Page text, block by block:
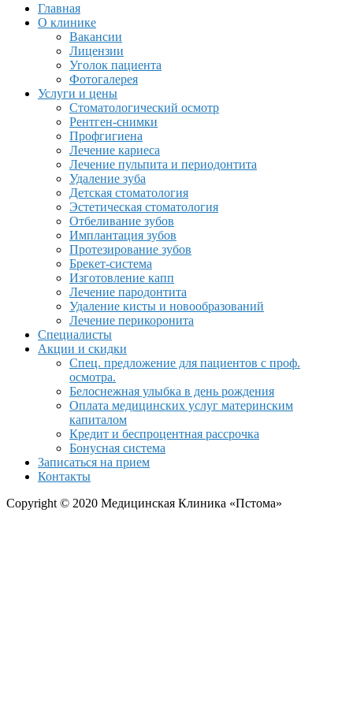
Главная
О клинике
Вакансии
Лицензии
Уголок пациента
Фотогалерея
Услуги и цены
Стоматологический осмотр
Рентген-снимки
Профгигиена
Лечение кариеса
Лечение пульпита и периодонтита
Удаление зуба
Детская стоматология
Эстетическая стоматология
Отбеливание зубов
Имплантация зубов
Протезирование зубов
Брекет-система
Изготовление капп
Лечение пародонтита
Удаление кисты и новообразований
Лечение перикоронита
Специалисты
Акции и скидки
Спец. предложение для пациентов с проф.
осмотра.
Белоснежная улыбка в день рождения
Оплата медицинских услуг материнским
капиталом
Кредит и беспроцентная рассрочка
Бонусная система
Записаться на прием
Контакты
Copyright © 2020 Медицинская Клиника «Пстома»